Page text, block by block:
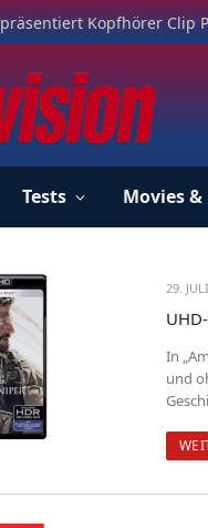
präsentiert Kopfhörer Clip
Tests Movies
29.
In
und